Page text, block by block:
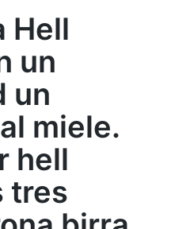
Hell
un
un
miele.
hell
tres